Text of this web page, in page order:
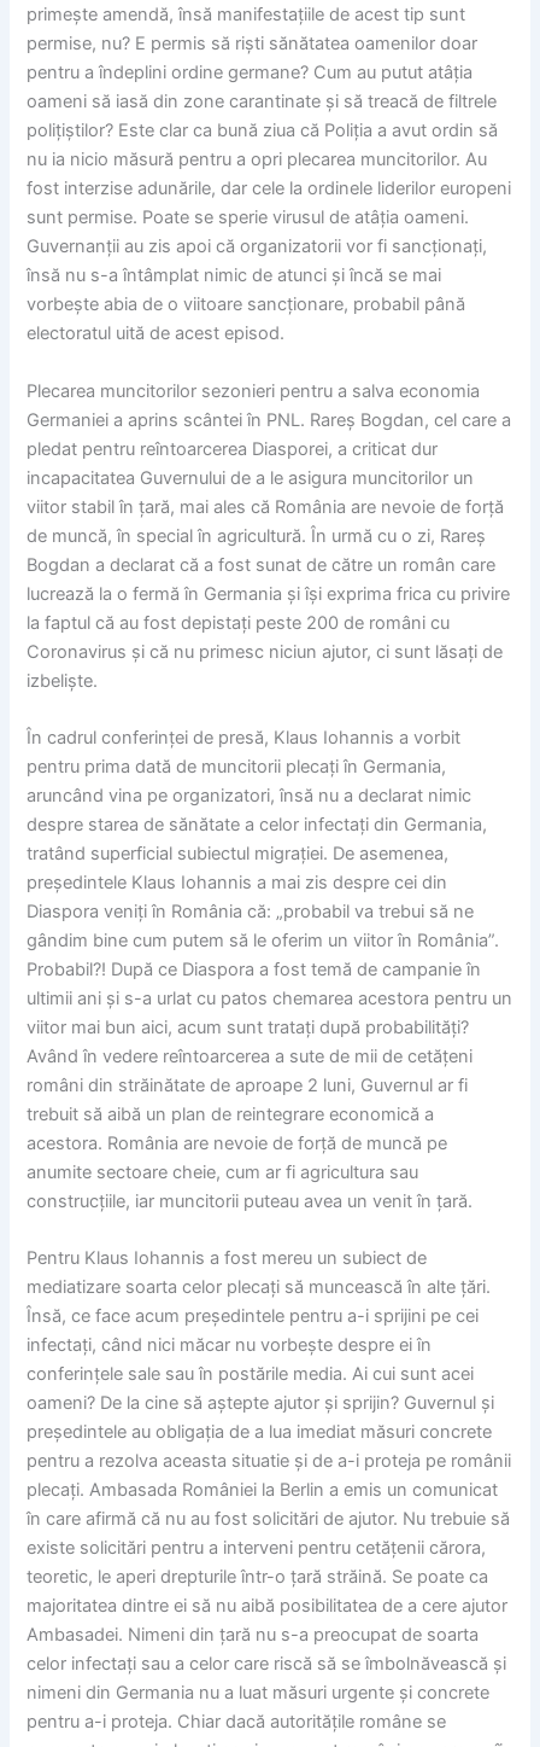
primește amendă, însă manifestațiile de acest tip sunt
permise, nu? E permis să riști sănătatea oamenilor doar
pentru a îndeplini ordine germane? Cum au putut atâția
oameni să iasă din zone carantinate și să treacă de filtrele
polițiștilor? Este clar ca bună ziua că Poliția a avut ordin să
nu ia nicio măsură pentru a opri plecarea muncitorilor. Au
fost interzise adunările, dar cele la ordinele liderilor europeni
sunt permise. Poate se sperie virusul de atâția oameni.
Guvernanții au zis apoi că organizatorii vor fi sancționați,
însă nu s-a întâmplat nimic de atunci și încă se mai
vorbește abia de o viitoare sancționare, probabil până
electoratul uită de acest episod.
Plecarea muncitorilor sezonieri pentru a salva economia
Germaniei a aprins scântei în PNL. Rareș Bogdan, cel care a
pledat pentru reîntoarcerea Diasporei, a criticat dur
incapacitatea Guvernului de a le asigura muncitorilor un
viitor stabil în țară, mai ales că România are nevoie de forță
de muncă, în special în agricultură. În urmă cu o zi, Rareș
Bogdan a declarat că a fost sunat de către un român care
lucrează la o fermă în Germania și își exprima frica cu privire
la faptul că au fost depistați peste 200 de români cu
Coronavirus și că nu primesc niciun ajutor, ci sunt lăsați de
izbeliște.
În cadrul conferinței de presă, Klaus Iohannis a vorbit
pentru prima dată de muncitorii plecați în Germania,
aruncând vina pe organizatori, însă nu a declarat nimic
despre starea de sănătate a celor infectați din Germania,
tratând superficial subiectul migrației. De asemenea,
președintele Klaus Iohannis a mai zis despre cei din
Diaspora veniți în România că: „probabil va trebui să ne
gândim bine cum putem să le oferim un viitor în România”.
Probabil?! După ce Diaspora a fost temă de campanie în
ultimii ani și s-a urlat cu patos chemarea acestora pentru un
viitor mai bun aici, acum sunt tratați după probabilități?
Având în vedere reîntoarcerea a sute de mii de cetățeni
români din străinătate de aproape 2 luni, Guvernul ar fi
trebuit să aibă un plan de reintegrare economică a
acestora. România are nevoie de forță de muncă pe
anumite sectoare cheie, cum ar fi agricultura sau
construcțiile, iar muncitorii puteau avea un venit în țară.
Pentru Klaus Iohannis a fost mereu un subiect de
mediatizare soarta celor plecați să muncească în alte țări.
Însă, ce face acum președintele pentru a-i sprijini pe cei
infectați, când nici măcar nu vorbește despre ei în
conferințele sale sau în postările media. Ai cui sunt acei
oameni? De la cine să aștepte ajutor și sprijin? Guvernul și
președintele au obligația de a lua imediat măsuri concrete
pentru a rezolva aceasta situatie și de a-i proteja pe românii
plecați. Ambasada României la Berlin a emis un comunicat
în care afirmă că nu au fost solicitări de ajutor. Nu trebuie să
existe solicitări pentru a interveni pentru cetățenii cărora,
teoretic, le aperi drepturile într-o țară străină. Se poate ca
majoritatea dintre ei să nu aibă posibilitatea de a cere ajutor
Ambasadei. Nimeni din țară nu s-a preocupat de soarta
celor infectați sau a celor care riscă să se îmbolnăvească și
nimeni din Germania nu a luat măsuri urgente și concrete
pentru a-i proteja. Chiar dacă autoritățile române se